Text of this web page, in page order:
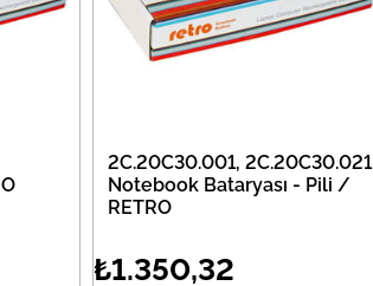
2C.20C30.001, 2C.20C30.021
Notebook Bataryası - Pili /
RETRO
₺1.350,32